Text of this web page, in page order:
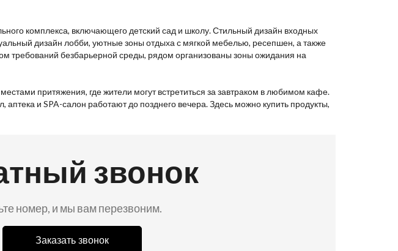
комплекса, включающего детский сад и школу. Стильный дизайн входных
дизайн лобби, уютные зоны отдыха с мягкой мебелью, ресепшен, а также
требований безбарьерной среды, рядом организованы зоны ожидания на
притяжения, где жители могут встретиться за завтраком в любимом кафе.
и SPA-салон работают до позднего вечера. Здесь можно купить продукты,
звонок
номер, и мы вам перезвоним.
Заказать звонок